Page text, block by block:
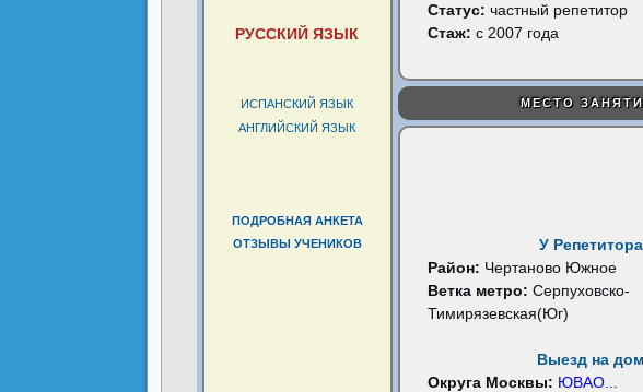
РУССКИЙ ЯЗЫК
ИСПАНСКИЙ ЯЗЫК
АНГЛИЙСКИЙ ЯЗЫК
ПОДРОБНАЯ АНКЕТА
ОТЗЫВЫ УЧЕНИКОВ
Статус: частный репетитор
Стаж: с 2007 года
МЕСТО
У
Район: Чертаново Южное
Ветка метро: Серпуховско-
Тимирязевская(Юг)
Выезд на
Округа Москвы: ЮВАО...